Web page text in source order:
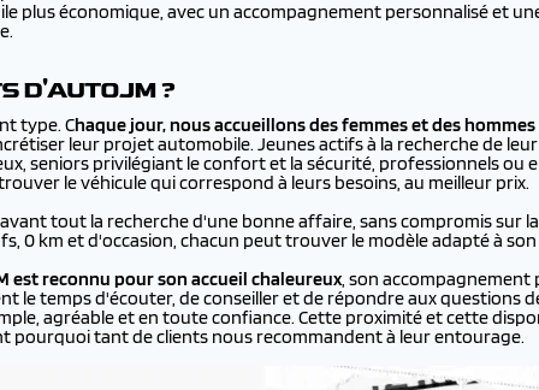
plus économique, avec un accompagnement personnalisé et
D'AUTOJM ?
type. Chaque jour, nous accueillons des femmes et des
leur projet automobile. Jeunes actifs à la recherche de
seniors privilégiant le confort et la sécurité, professionnels ou
le véhicule qui correspond à leurs besoins, au meilleur prix.
tout la recherche d'une bonne affaire, sans compromis sur
0 km et d'occasion, chacun peut trouver le modèle adapté à
est reconnu pour son accueil chaleureux, son
le temps d'écouter, de conseiller et de répondre aux questions
agréable et en toute confiance. Cette proximité et cette
pourquoi tant de clients nous recommandent à leur entourage.